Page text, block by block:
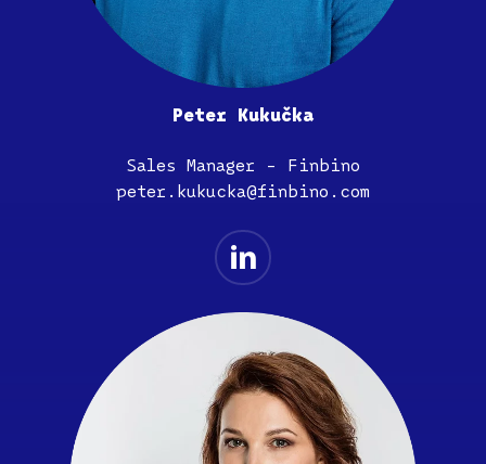
Peter Kukučka
Sales Manager – Finbino
peter.kukucka@finbino.com